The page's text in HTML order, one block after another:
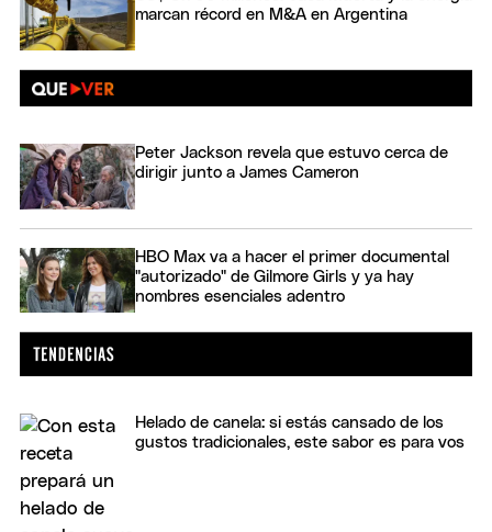
marcan récord en M&A en Argentina
Peter Jackson revela que estuvo cerca de
dirigir junto a James Cameron
HBO Max va a hacer el primer documental
"autorizado" de Gilmore Girls y ya hay
nombres esenciales adentro
Helado de canela: si estás cansado de los
gustos tradicionales, este sabor es para vos